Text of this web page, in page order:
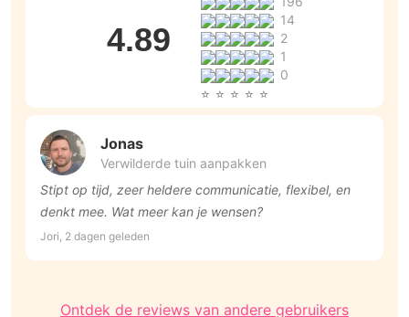
4.89
14
2
1
0
Jonas
Verwilderde tuin aanpakken
Stipt op tijd, zeer heldere communicatie, flexibel, en
denkt mee. Wat meer kan je wensen?
Jori, 2 dagen geleden
Ontdek de reviews van andere gebruikers